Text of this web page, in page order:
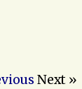
Next »